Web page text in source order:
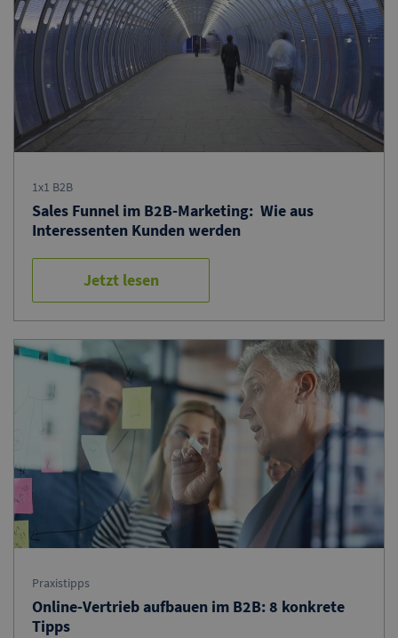
1x1 B2B
Sales Funnel im B2B-Marketing: Wie aus
Interessenten Kunden werden
Jetzt lesen
Praxistipps
Online-Vertrieb aufbauen im B2B: 8 konkrete
Tipps